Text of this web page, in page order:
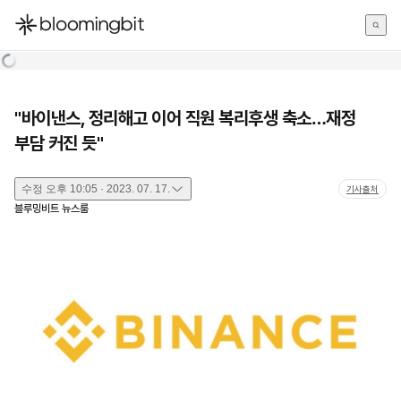
한국어
"바이낸스, 정리해고 이어 직원 복리후생 축소…재정
부담 커진 듯"
수정 오후 10:05 · 2023. 07. 17. 기사출처
블루밍비트 뉴스룸